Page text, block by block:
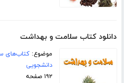
دانلود کتاب سلامت و بهداشت
موضوع:کتاب‌های
دانشجویی
۱۹۲ صفحه